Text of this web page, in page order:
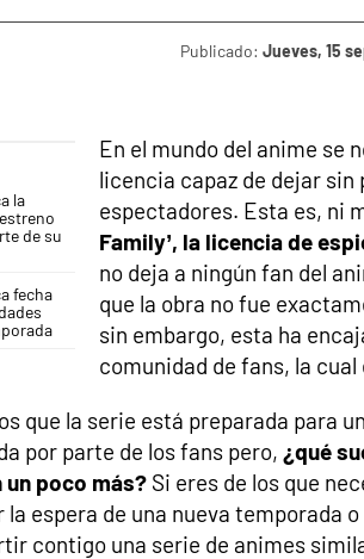
Publicado: Jueves, 15
la
de su
fecha
En el mundo del anime se
licencia capaz de dejar sin
espectadores. Esta es, ni
Family’, la licencia de
no deja a ningún fan del
que la obra no fue
sin embargo, esta ha
comunidad de fans, la
que la serie está preparada para
por parte de los fans pero, ¿qué
un poco más? Si eres de los que
la espera de una nueva temporada
contigo una serie de animes